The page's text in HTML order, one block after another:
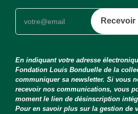
En indiquant votre adresse
Fondation Louis Bonduelle de la
communiquer sa newsletter. Si vous
recevoir nos communications, vous
moment le lien de désinscription
Pour en savoir plus sur la gestion de